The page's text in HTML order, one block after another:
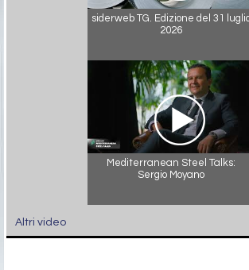
siderweb TG. Edizione del 31
2026
Mediterranean Steel Talks:
Sergio Moyano
Altri video